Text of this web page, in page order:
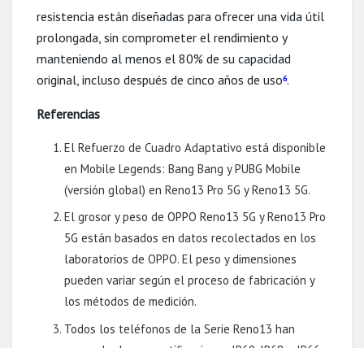
resistencia están diseñadas para ofrecer una vida útil
prolongada, sin comprometer el rendimiento y
manteniendo al menos el 80% de su capacidad
original, incluso después de cinco años de uso6.
Referencias
El Refuerzo de Cuadro Adaptativo está disponible
en Mobile Legends: Bang Bang y PUBG Mobile
(versión global) en Reno13 Pro 5G y Reno13 5G.
El grosor y peso de OPPO Reno13 5G y Reno13 Pro
5G están basados en datos recolectados en los
laboratorios de OPPO. El peso y dimensiones
pueden variar según el proceso de fabricación y
los métodos de medición.
Todos los teléfonos de la Serie Reno13 han